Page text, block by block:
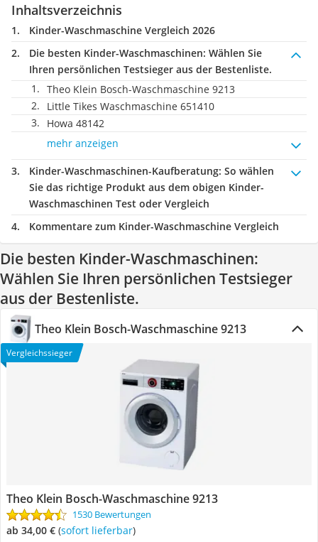
Inhaltsverzeichnis
Kinder-Waschmaschine Vergleich 2026
Die besten Kinder-Waschmaschinen: Wählen Sie
Ihren persönlichen Testsieger aus der Bestenliste.
Theo Klein Bosch-Waschmaschine 9213
Little Tikes Waschmaschine 651410
Howa 48142
mehr anzeigen
Kinder-Waschmaschinen-Kaufberatung: So wählen
Sie das richtige Produkt aus dem obigen Kinder-
Waschmaschinen Test oder Vergleich
Kommentare zum Kinder-Waschmaschine Vergleich
Die besten Kinder-Waschmaschinen:
Wählen Sie Ihren persönlichen Testsieger
aus der Bestenliste.
Theo Klein Bosch-Waschmaschine 9213
Vergleichssieger
Theo Klein Bosch-Waschmaschine 9213
1530 Bewertungen
ab 34,00 € ( Sofort lieferbar)